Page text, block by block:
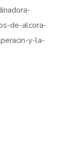
de-alcora-
y-la-